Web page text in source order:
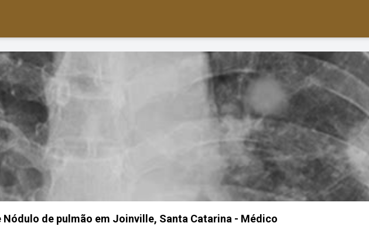
Nódulo de pulmão em Joinville, Santa Catarina - Médico